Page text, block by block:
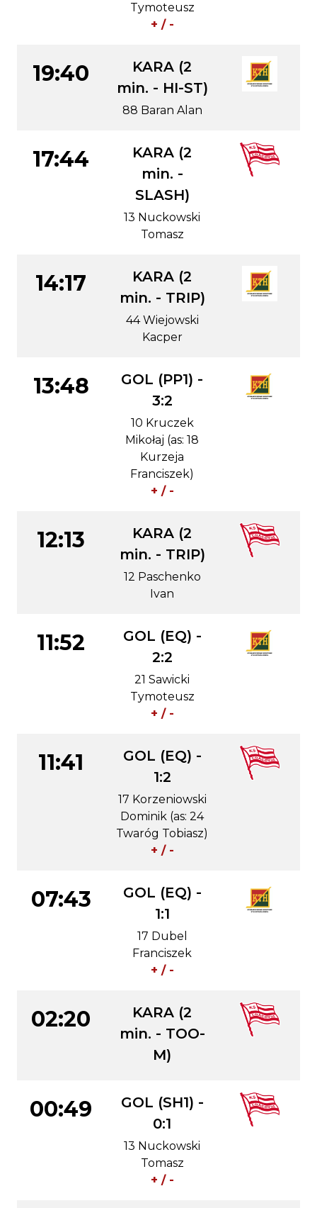
Tymoteusz
+ / -
19:40
KARA (2
min. - HI-ST)
88 Baran Alan
17:44
KARA (2
min. -
SLASH)
13 Nuckowski
Tomasz
14:17
KARA (2
min. - TRIP)
44 Wiejowski
Kacper
13:48
GOL (PP1) -
3:2
10 Kruczek
Mikołaj (as: 18
Kurzeja
Franciszek)
+ / -
12:13
KARA (2
min. - TRIP)
12 Paschenko
Ivan
11:52
GOL (EQ) -
2:2
21 Sawicki
Tymoteusz
+ / -
11:41
GOL (EQ) -
1:2
17 Korzeniowski
Dominik (as: 24
Twaróg Tobiasz)
+ / -
07:43
GOL (EQ) -
1:1
17 Dubel
Franciszek
+ / -
02:20
KARA (2
min. - TOO-
M)
00:49
GOL (SH1) -
0:1
13 Nuckowski
Tomasz
+ / -